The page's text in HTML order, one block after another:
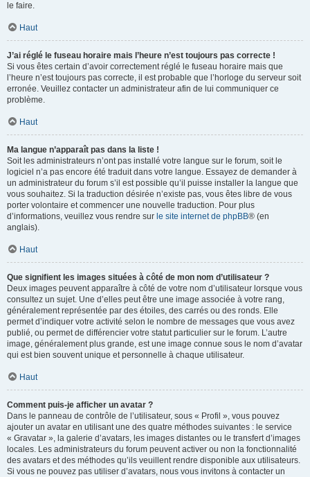
le faire.
Haut
J’ai réglé le fuseau horaire mais l’heure n’est toujours pas correcte !
Si vous êtes certain d’avoir correctement réglé le fuseau horaire mais que
l’heure n’est toujours pas correcte, il est probable que l’horloge du serveur soit
erronée. Veuillez contacter un administrateur afin de lui communiquer ce
problème.
Haut
Ma langue n’apparaît pas dans la liste !
Soit les administrateurs n’ont pas installé votre langue sur le forum, soit le
logiciel n’a pas encore été traduit dans votre langue. Essayez de demander à
un administrateur du forum s’il est possible qu’il puisse installer la langue que
vous souhaitez. Si la traduction désirée n’existe pas, vous êtes libre de vous
porter volontaire et commencer une nouvelle traduction. Pour plus
d’informations, veuillez vous rendre sur le site internet de phpBB® (en
anglais).
Haut
Que signifient les images situées à côté de mon nom d’utilisateur ?
Deux images peuvent apparaître à côté de votre nom d’utilisateur lorsque vous
consultez un sujet. Une d’elles peut être une image associée à votre rang,
généralement représentée par des étoiles, des carrés ou des ronds. Elle
permet d’indiquer votre activité selon le nombre de messages que vous avez
publié, ou permet de différencier votre statut particulier sur le forum. L’autre
image, généralement plus grande, est une image connue sous le nom d’avatar
qui est bien souvent unique et personnelle à chaque utilisateur.
Haut
Comment puis-je afficher un avatar ?
Dans le panneau de contrôle de l’utilisateur, sous « Profil », vous pouvez
ajouter un avatar en utilisant une des quatre méthodes suivantes : le service
« Gravatar », la galerie d’avatars, les images distantes ou le transfert d’images
locales. Les administrateurs du forum peuvent activer ou non la fonctionnalité
des avatars et des méthodes qu’ils veuillent rendre disponible aux utilisateurs.
Si vous ne pouvez pas utiliser d’avatars, nous vous invitons à contacter un